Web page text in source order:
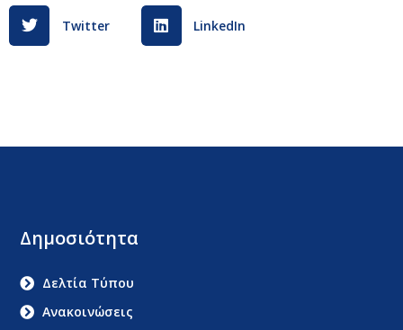
Twitter LinkedIn
Δημοσιότητα
Δελτία Τύπου
Ανακοινώσεις